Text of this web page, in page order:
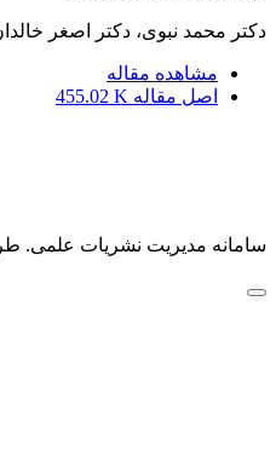
دکتر محمد نبوی، دکتر اصغر
مشاهده مقاله
اصل مقاله 455.02 K
سامانه مدیریت نشریات علمی.